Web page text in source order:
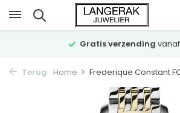
Gratis verzending
Terug Home Frederique Constant